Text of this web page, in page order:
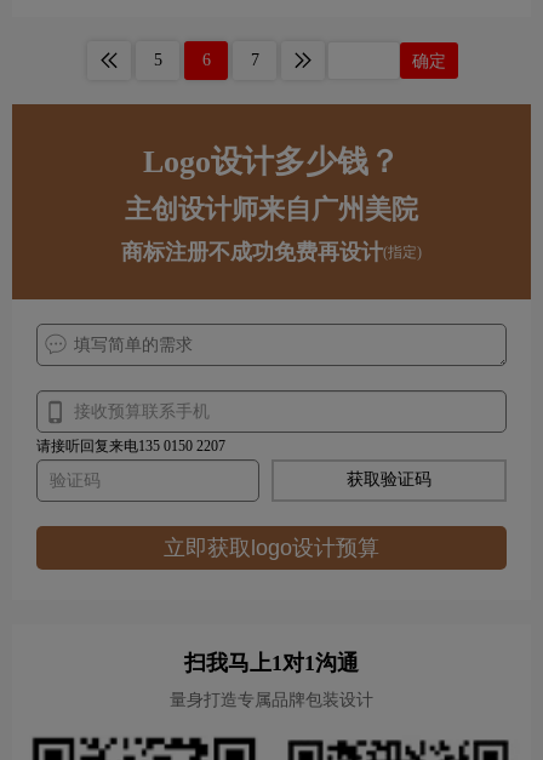
5 6 7 确定
Logo设计多少钱？
主创设计师来自广州美院
商标注册不成功免费再设计(指定)
请接听回复来电135 0150 2207
获取验证码
立即获取logo设计预算
扫我马上1对1沟通
量身打造专属品牌包装设计